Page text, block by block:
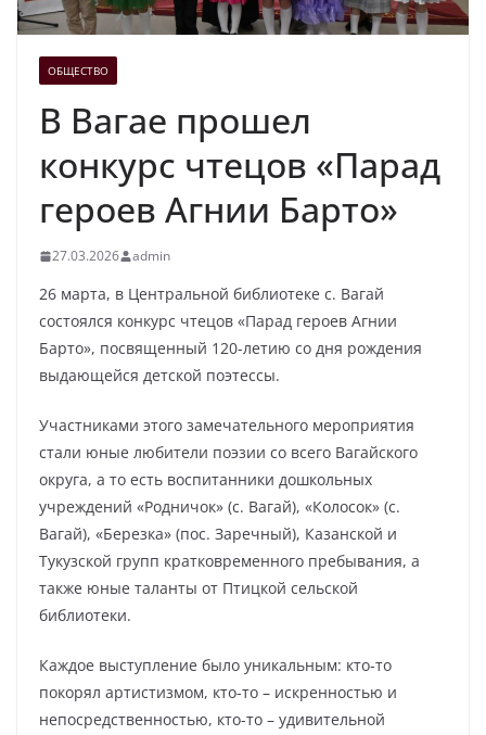
ОБЩЕСТВО
В Вагае прошел
конкурс чтецов «Парад
героев Агнии Барто»
27.03.2026 admin
26 марта, в Центральной библиотеке с. Вагай
состоялся конкурс чтецов «Парад героев Агнии
Барто», посвященный 120-летию со дня рождения
выдающейся детской поэтессы.
Участниками этого замечательного мероприятия
стали юные любители поэзии со всего Вагайского
округа, а то есть воспитанники дошкольных
учреждений «Родничок» (с. Вагай), «Колосок» (с.
Вагай), «Березка» (пос. Заречный), Казанской и
Тукузской групп кратковременного пребывания, а
также юные таланты от Птицкой сельской
библиотеки.
Каждое выступление было уникальным: кто-то
покорял артистизмом, кто-то – искренностью и
непосредственностью, кто-то – удивительной